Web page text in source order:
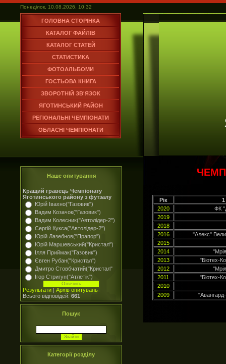
Понеділок, 10.08.2026, 10:32
ГОЛОВНА СТОРІНКА
КАТАЛОГ ФАЙЛІВ
КАТАЛОГ СТАТЕЙ
СТАТИСТИКА
ФОТОАЛЬБОМИ
ГОСТЬОВА КНИГА
ЗВОРОТНІЙ ЗВ'ЯЗОК
ЯГОТИНСЬКИЙ РАЙОН
РЕГІОНАЛЬНІ ЧЕМПІОНАТИ
ОБЛАСНІ ЧЕМПІОНАТИ
Наше опитування
Кращий гравець Чемпіонату
Яготинського району з футзалу
Юрій Івахно("Газовик")
Вадим Козачок("Газовик")
Вадим Колесник("Автолідер-2")
Сергій Кукса("Автолідер-2")
Юрій Лазебнов("Прапор")
Юрій Маршевський("Кристал")
Ілля Приймак("Газовик")
Євген Рубан("Кристал")
Дмитро Стовбчатий("Кристал"
Ігор Стригун("Атлетік")
Результати | Архів опитувань
Всього відповідей: 661
Пошук
Категорії розділу
Рік
1
2020
ФК
2019
2018
2016
"Алекс"
2015
2014
2013
"Біотех-
2012
2011
"Біотех-
2010
2009